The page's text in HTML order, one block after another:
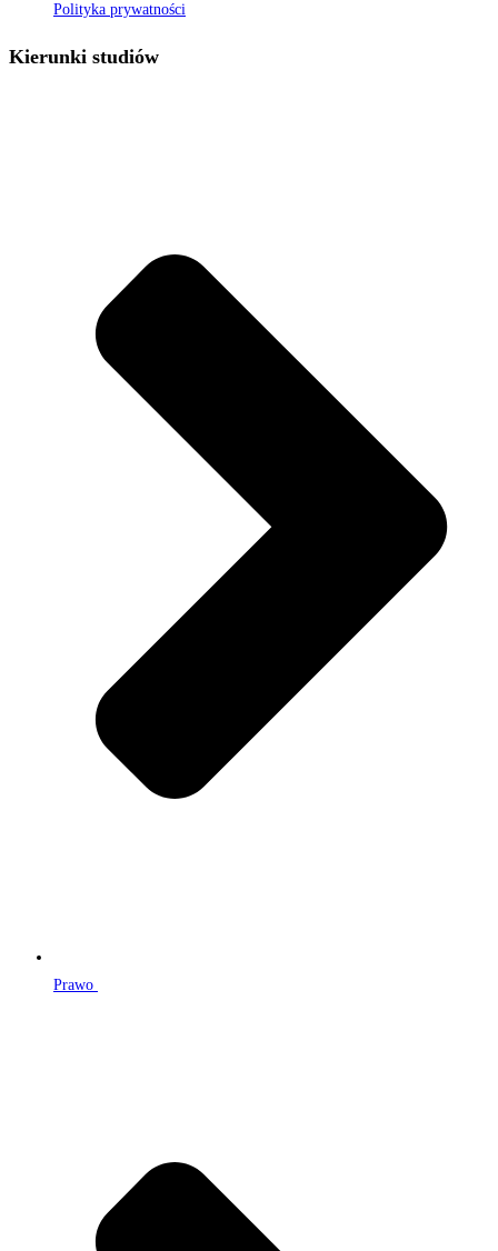
Polityka prywatności
Kierunki studiów
Prawo